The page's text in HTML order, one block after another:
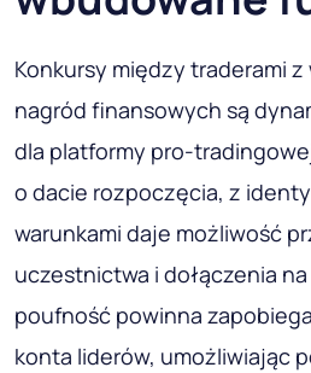
Konkursy między traderami
nagród finansowych są
dla platformy pro-
o dacie rozpoczęcia, z
warunkami daje możliwość
uczestnictwa i dołączenia
poufność powinna
konta liderów, umożliwiając